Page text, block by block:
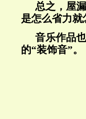
总之，屋
是怎么省力
音乐作品
的“装饰音”。